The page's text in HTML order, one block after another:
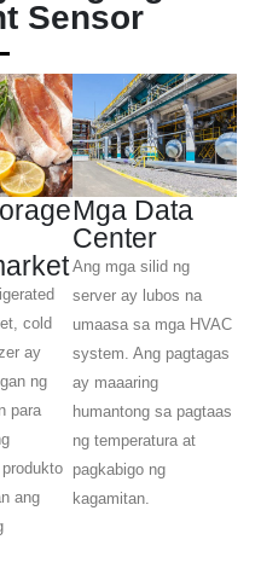
Sensor
cold
ay
ng
para
ang
Mga Data
Center
Ang mga silid ng
server ay lubos na
umaasa sa mga HVAC
system. Ang pagtagas
ay maaaring
humantong sa pagtaas
ng temperatura at
pagkabigo ng
kagamitan.